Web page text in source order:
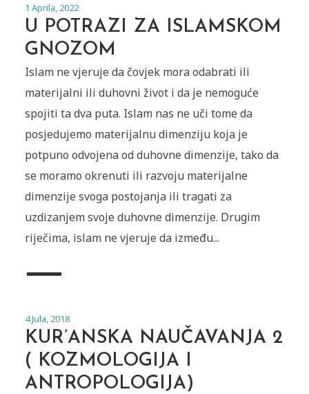
1 Aprila, 2022
U POTRAZI ZA ISLAMSKOM
GNOZOM
Islam ne vjeruje da čovjek mora odabrati ili
materijalni ili duhovni život i da je nemoguće
spojiti ta dva puta. Islam nas ne uči tome da
posjedujemo materijalnu dimenziju koja je
potpuno odvojena od duhovne dimenzije, tako da
se moramo okrenuti ili razvoju materijalne
dimenzije svoga postojanja ili tragati za
uzdizanjem svoje duhovne dimenzije. Drugim
riječima, islam ne vjeruje da između...
4 Jula, 2018
KUR’ANSKA NAUČAVANJA 2
( KOZMOLOGIJA I
ANTROPOLOGIJA)